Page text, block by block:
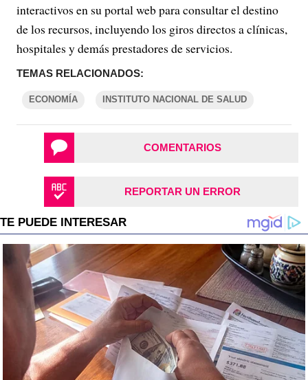
interactivos en su portal web para consultar el destino
de los recursos, incluyendo los giros directos a clínicas,
hospitales y demás prestadores de servicios.
TEMAS RELACIONADOS:
ECONOMÍA INSTITUTO NACIONAL DE SALUD
COMENTARIOS
REPORTAR UN ERROR